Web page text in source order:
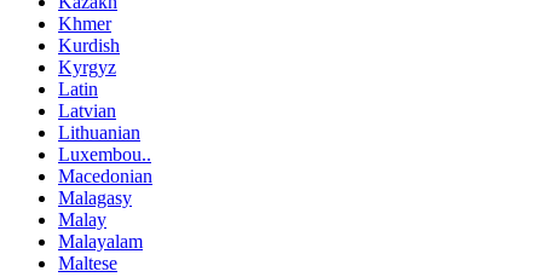
Khmer
Kurdish
Kyrgyz
Latin
Latvian
Lithuanian
Luxembou..
Macedonian
Malagasy
Malay
Malayalam
Maltese